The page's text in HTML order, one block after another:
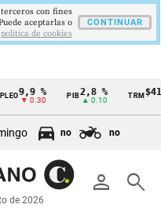
9,9 %
▼ 0.30
PIB 2,8 %
▲ 0.10
TRM
no no
person search
de 2026
con fines
aceptarlas o
politica de cookies
CONTINUAR